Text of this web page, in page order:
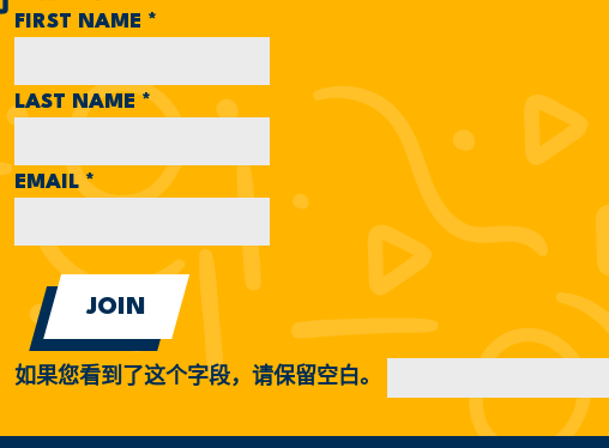
FIRST NAME *
LAST NAME*
EMAIL*
如果您看到了这个字段，请保留空白。